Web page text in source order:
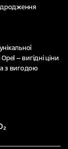
— вигідні ціни
з вигодою